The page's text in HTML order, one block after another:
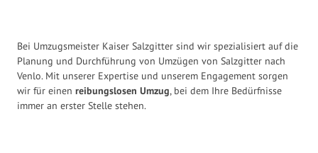
Bei Umzugsmeister Kaiser Salzgitter sind wir spezialisiert auf die
Planung und Durchführung von Umzügen von Salzgitter nach
Venlo. Mit unserer Expertise und unserem Engagement sorgen
wir für einen reibungslosen Umzug, bei dem Ihre Bedürfnisse
immer an erster Stelle stehen.